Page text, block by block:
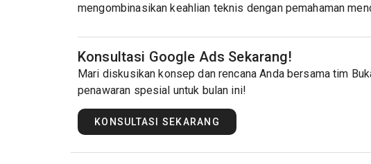
mengombinasikan keahlian teknis dengan pemahaman
Konsultasi Google Ads Sekarang!
Mari diskusikan konsep dan rencana Anda bersama tim
penawaran spesial untuk bulan ini!
KONSULTASI SEKARANG